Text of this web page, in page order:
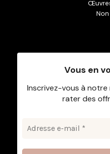
Vous en
Inscrivez-vous à
rater des